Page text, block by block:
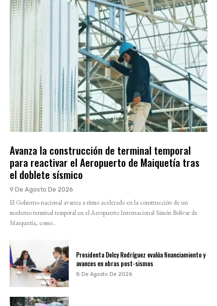
Avanza la construcción de terminal temporal
para reactivar el Aeropuerto de Maiquetía tras
el doblete sísmico
9 De Agosto De 2026
El Gobierno nacional avanza a ritmo acelerado en la construcción de un
moderno terminal temporal en el Aeropuerto Internacional Simón Bolívar de
Maiquetía, como...
Presidenta Delcy Rodríguez evalúa financiamiento y
avances en obras post-sismos
8 De Agosto De 2026